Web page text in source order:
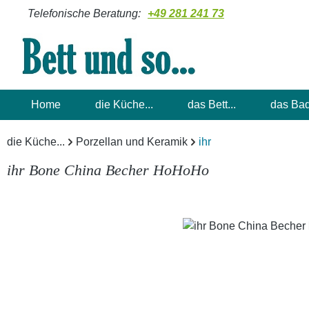
Hauptinhalt springen
Zur Suche springen
Zur Hauptnavigation springen
Telefonische Beratung: +49 281 241 73
Home die Küche... das Bett... das
die Küche... Porzellan und Keramik ihr
ihr Bone China Becher HoHoHo